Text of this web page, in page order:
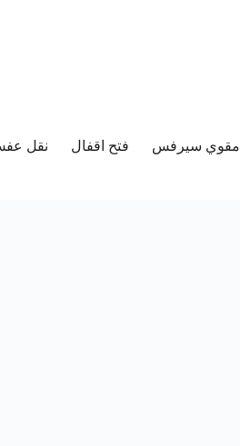
مقوي سيرفس فتح اقفال نقل